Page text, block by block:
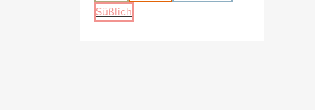
Süßlich